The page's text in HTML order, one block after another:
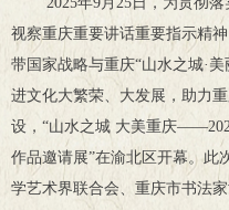
视察重庆重要讲话重要指示精
带国家战略与重庆“山水之城·
进文化大繁荣、大发展，助力
设，“山水之城 大美重庆
作品邀请展”在渝北区开幕。此
学艺术界联合会、重庆市书法